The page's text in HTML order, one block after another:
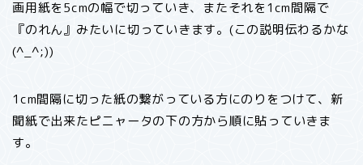
画用紙を5cmの幅で切っていき、またそれを1cm間隔で
『のれん』みたいに切っていきます。(この説明伝わるかな
(^_^;))
1cm間隔に切った紙の繋がっている方にのりをつけて、新
聞紙で出来たピニャータの下の方から順に貼っていきま
す。